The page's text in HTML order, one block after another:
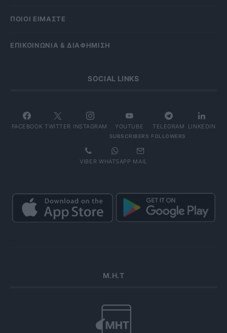
ΠΟΙΟΙ ΕΙΜΑΣΤΕ
ΕΠΙΚΟΙΝΩΝΙΑ & ΔΙΑΦΗΜΙΣΗ
SOCIAL LINKS
FACEBOOK TWITTER INSTAGRAM YOUTUBE
SUBSCRIBERS
TELEGRAM
FOLLOWERS
LINKEDIN
VIBER WHATSAPP MAIL
Μ.Η.Τ